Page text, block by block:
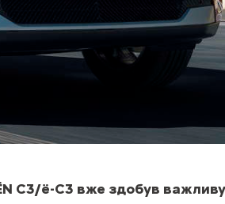
С3/ë-C3 вже здобув важливу